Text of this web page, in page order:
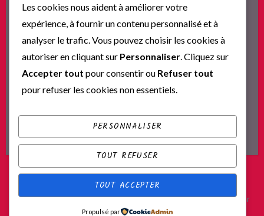
Non classé
PINGUILLY Yves
RIVA Alex
SESKIS Tina
SOLNON Jean-François
Fièrement propulsé par WordPress | Thème : Scratchpad par
Automattic.
Les cookies nous aident à améliorer votre
expérience, à fournir un contenu personnalisé et à
analyser le trafic. Vous pouvez choisir les cookies à
autoriser en cliquant sur Personnaliser . Cliquez sur
Accepter tout pour consentir ou Refuser tout
pour refuser les cookies non essentiels.
PERSONNALISER
TOUT REFUSER
TOUT ACCEPTER
Propulsé par